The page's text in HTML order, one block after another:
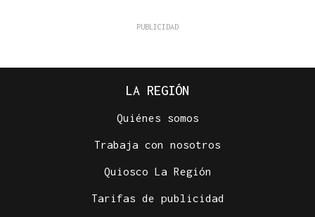
LA REGIÓN
Quiénes somos
Trabaja con nosotros
Quiosco La Región
Tarifas de publicidad